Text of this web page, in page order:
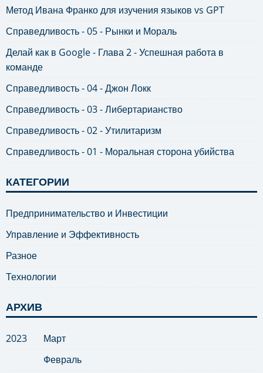
Метод Ивана Франко для изучения языков vs GPT
Справедливость - 05 - Рынки и Мораль
Делай как в Google - Глава 2 - Успешная работа в
команде
Справедливость - 04 - Джон Локк
Справедливость - 03 - Либертарианство
Справедливость - 02 - Утилитаризм
Справедливость - 01 - Моральная сторона убийства
КАТЕГОРИИ
Предпринимательство и Инвестиции
Управление и Эффективность
Разное
Технологии
АРХИВ
2023
Март
Февраль